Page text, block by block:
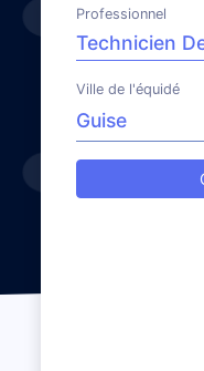
Professionnel
Ville de l'équidé